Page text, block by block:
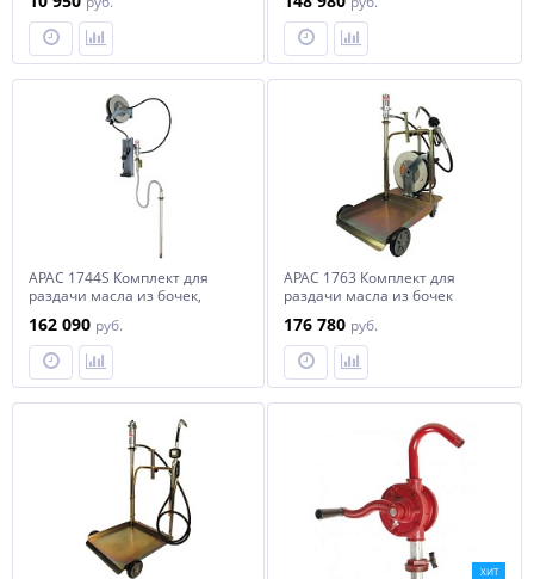
APAC 1744S Комплект для
раздачи масла из бочек,
162 090 руб.
APAC 1763 Комплект для
раздачи масла из бочек
176 780 руб.
ХИТ